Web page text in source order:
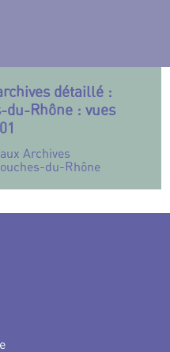
détaillé :
du-Rhône : vues
Archives
du-Rhône